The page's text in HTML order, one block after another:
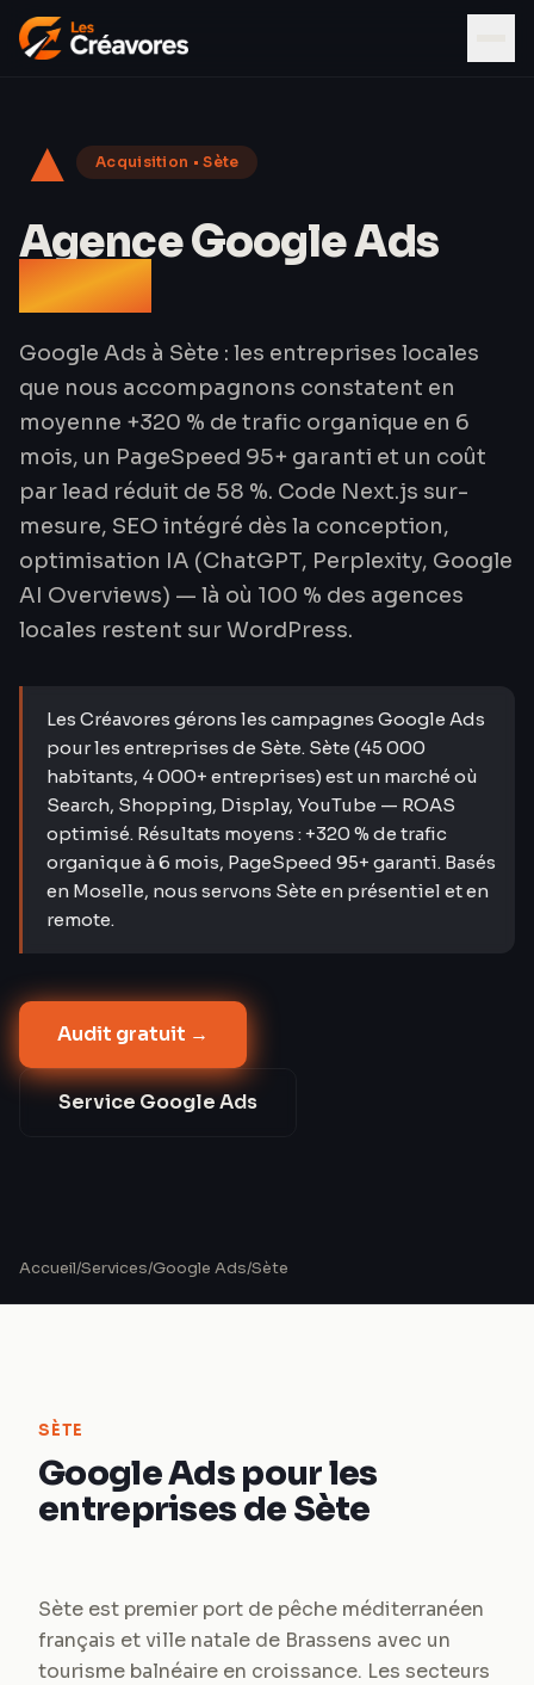
▲ Acquisition •Sète
Agence Google Ads
à Sète
Google Ads à Sète : les entreprises locales
que nous accompagnons constatent en
moyenne +320 % de trafic organique en 6
mois, un PageSpeed 95+ garanti et un coût
par lead réduit de 58 %. Code Next.js sur-
mesure, SEO intégré dès la conception,
optimisation IA (ChatGPT, Perplexity, Google
AI Overviews) — là où 100 % des agences
locales restent sur WordPress.
Les Créavores gérons les campagnes Google Ads
pour les entreprises de Sète. Sète (45 000
habitants, 4 000+ entreprises) est un marché où
Search, Shopping, Display, YouTube — ROAS
optimisé. Résultats moyens : +320 % de trafic
organique à 6 mois, PageSpeed 95+ garanti. Basés
en Moselle, nous servons Sète en présentiel et en
remote.
Audit gratuit →
Service Google Ads
Accueil/Services/Google Ads/Sète
SÈTE
Google Ads pour les
entreprises de Sète
Sète est premier port de pêche méditerranéen
français et ville natale de Brassens avec un
tourisme balnéaire en croissance. Les secteurs